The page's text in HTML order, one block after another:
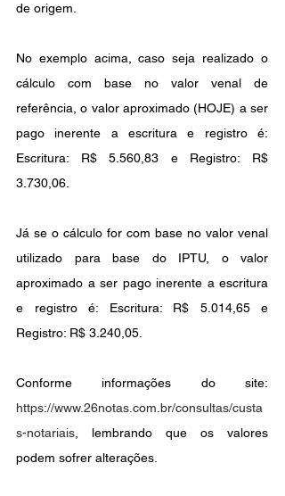
de origem.
No exemplo acima, caso seja realizado o
cálculo com base no valor venal de
referência, o valor aproximado (HOJE) a ser
pago inerente a escritura e registro é:
Escritura: R$ 5.560,83 e Registro: R$
3.730,06.
Já se o cálculo for com base no valor venal
utilizado para base do IPTU, o valor
aproximado a ser pago inerente a escritura
e registro é: Escritura: R$ 5.014,65 e
Registro: R$ 3.240,05.
https://www.26notas.com.br/consultas/custa
s-notariais , lembrando que os valores
podem sofrer alterações.